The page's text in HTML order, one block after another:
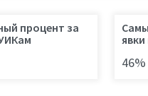
процент за
46%